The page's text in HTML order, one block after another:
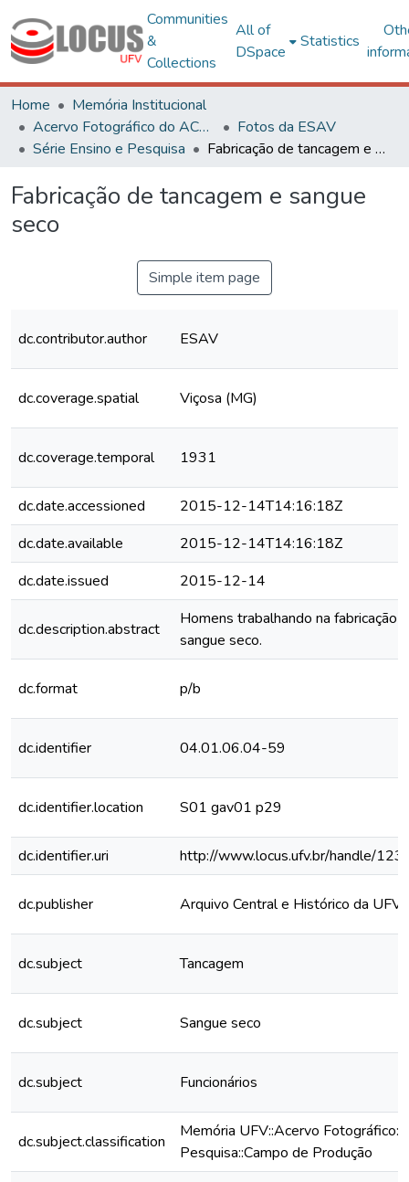
Communities
&
Collections
All of
DSpace
Statistics
Home
Memória Institucional
Acervo Fotográfico do ACH-UFV
Fotos da ESAV
Série Ensino e Pesquisa
Fabricação de tancagem e sangue seco
Fabricação de tancagem e sangue
seco
Simple item page
dc.contributor.author ESAV
dc.coverage.spatial Viçosa (MG)
dc.coverage.temporal 1931
dc.date.accessioned
2015-12-14T14:16:18Z
dc.date.available
2015-12-14T14:16:18Z
dc.date.issued
2015-12-14
dc.description.abstract
Homens trabalhando na fabricação
sangue seco.
dc.format p/b
dc.identifier 04.01.06.04-59
dc.identifier.location S01 gav01 p29
dc.identifier.uri http://www.locus.ufv.br/handle/
dc.publisher Arquivo Central e Histórico da UFV
dc.subject Tancagem
dc.subject Sangue seco
dc.subject Funcionários
dc.subject.classification
Memória UFV::Acervo
Pesquisa::Campo de Produção